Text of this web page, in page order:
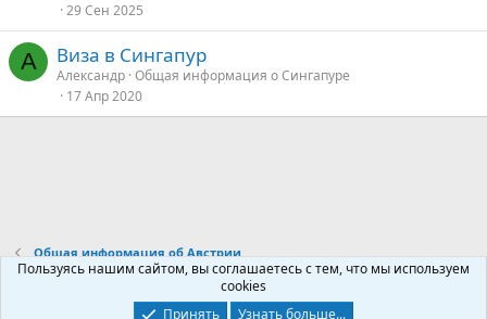
у
29 Сен 2025
А Виза в Сингапур
Александр Общая информация о Сингапуре
17 Апр 2020
Общая информация об Австрии
Условия и правила
Политика конфиденциальности
Пользуясь нашим сайтом, вы соглашаетесь с тем, что мы используем
cookies
Принять
Узнать больше...